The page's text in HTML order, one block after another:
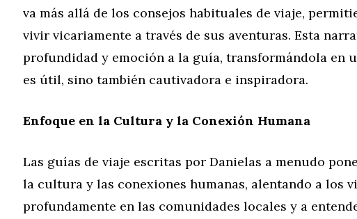
va más allá de los consejos habituales de viaje,
vivir vicariamente a través de sus aventuras. Esta
profundidad y emoción a la guía, transformándola en
es útil, sino también cautivadora e inspiradora.
Enfoque en la Cultura y la Conexión Humana
Las guías de viaje escritas por Danielas a menudo
la cultura y las conexiones humanas, alentando a los
profundamente en las comunidades locales y a